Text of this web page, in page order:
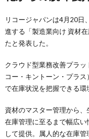
リコージャパンは4月20日
進する「製造業向け 資材
たと発表した。
クラウド型業務改善プラ
コー・キントーン・プラ
で在庫状況を把握できる環
資材のマスター管理から、
在庫管理に至るまで幅広
して提供。属人的な在庫管